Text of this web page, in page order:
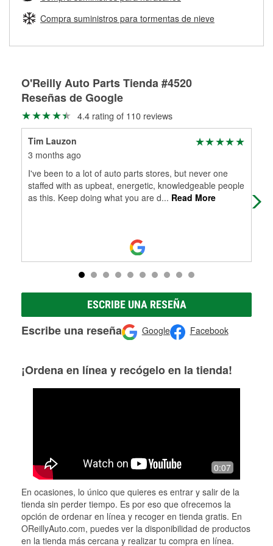
Herramientas de O'Reilly
pueden ser reutilizados, podemos ayudarte a encontrar las
partes de reemplazo correctas para tu reparación.
Rectificación de tambores y discos de freno
Compra suministros para tormentas de nieve
O'Reilly Auto Parts Tienda #4520
Reseñas de Google
4.4 rating of 110 reviews
Tim Lauzon
3 months ago
I've been to a lot of auto parts stores, but never one
staffed with as upbeat, energetic, knowledgeable people
as this. Keep doing what you are d... Read More
ESCRIBE UNA RESEÑA
Escribe una reseña Google Facebook
¡Ordena en línea y recógelo en la tienda!
0:07
En ocasiones, lo único que quieres es entrar y salir de la
tienda sin perder tiempo. Es por eso que ofrecemos la
opción de ordenar en línea y recoger en tienda gratis. En
OReillyAuto.com, puedes ver la disponibilidad de productos
en la tienda más cercana y realizar tu compra en línea.